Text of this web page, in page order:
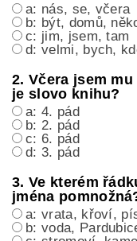
a: nás, se, včera
b: být, domů,
c: jim, jsem, tam
d: velmi, bych,
2. Včera jsem
je slovo knihu?
a: 4. pád
b: 2. pád
c: 6. pád
d: 3. pád
3. Ve kterém
jména
a: vrata, křoví,
b: voda,